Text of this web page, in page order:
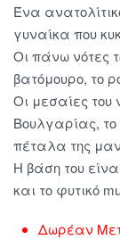
Ένα
γυναίκα που
Οι πάνω νότες
βατόμουρο, το
Οι μεσαίες του
Βουλγαρίας,
πέταλα της
Η βάση του
και το φυτικό
Δωρέαν